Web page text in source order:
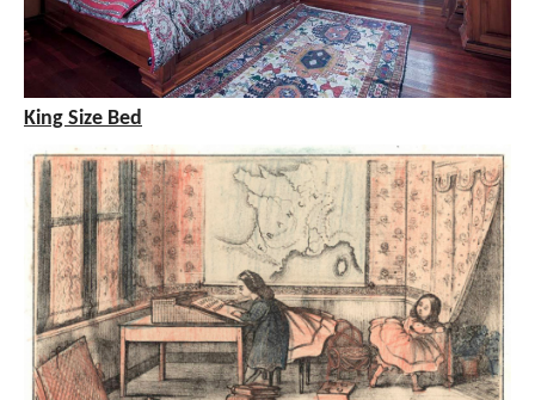
King Size Bed